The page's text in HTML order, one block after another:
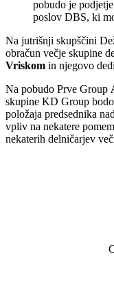
pobudo je
poslov DBS, ki
Na jutrišnji skupščini
obračun večje skupine
Vriskom in njegovo
Na pobudo Prve Group
skupine KD Group
položaja predsednika
vpliv na nekatere
nekaterih delničarjev